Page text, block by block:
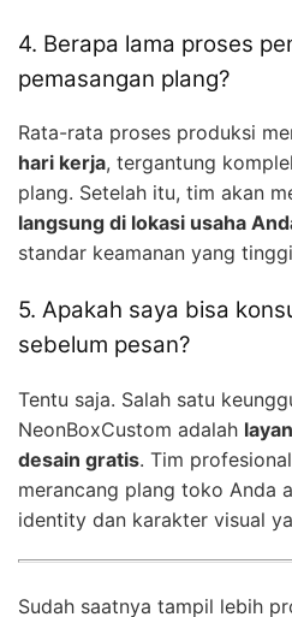
4. Berapa lama proses
pemasangan plang?
Rata-rata proses produksi
hari kerja, tergantung
plang. Setelah itu, tim akan
langsung di lokasi usaha
standar keamanan yang
5. Apakah saya bisa
sebelum pesan?
Tentu saja. Salah satu
NeonBoxCustom adalah
desain gratis. Tim
merancang plang toko Anda
identity dan karakter visual
Sudah saatnya tampil lebih